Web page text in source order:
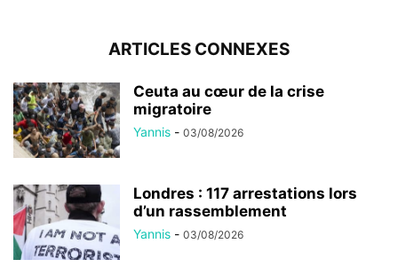
ARTICLES CONNEXES
Ceuta au cœur de la crise
migratoire
Yannis - 03/08/2026
Londres : 117 arrestations lors
d’un rassemblement
Yannis - 03/08/2026